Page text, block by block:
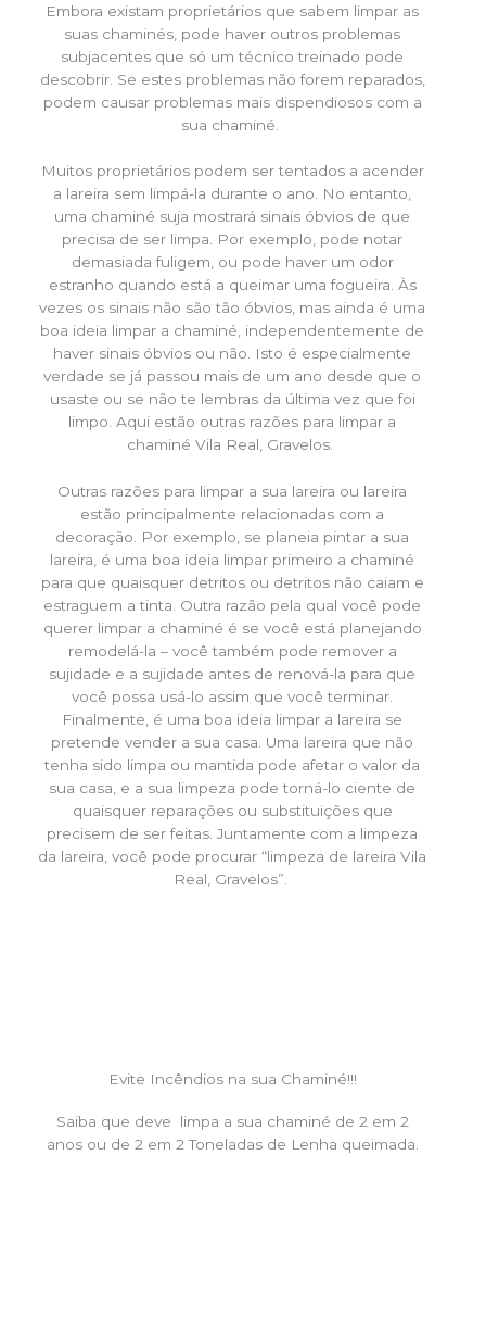
Embora existam proprietários que sabem limpar as
suas chaminés, pode haver outros problemas
subjacentes que só um técnico treinado pode
descobrir. Se estes problemas não forem reparados,
podem causar problemas mais dispendiosos com a
sua chaminé.
Muitos proprietários podem ser tentados a acender
a lareira sem limpá-la durante o ano. No entanto,
uma chaminé suja mostrará sinais óbvios de que
precisa de ser limpa. Por exemplo, pode notar
demasiada fuligem, ou pode haver um odor
estranho quando está a queimar uma fogueira. Às
vezes os sinais não são tão óbvios, mas ainda é uma
boa ideia limpar a chaminé, independentemente de
haver sinais óbvios ou não. Isto é especialmente
verdade se já passou mais de um ano desde que o
usaste ou se não te lembras da última vez que foi
limpo. Aqui estão outras razões para limpar a
chaminé Vila Real, Gravelos.
Outras razões para limpar a sua lareira ou lareira
estão principalmente relacionadas com a
decoração. Por exemplo, se planeia pintar a sua
lareira, é uma boa ideia limpar primeiro a chaminé
para que quaisquer detritos ou detritos não caiam e
estraguem a tinta. Outra razão pela qual você pode
querer limpar a chaminé é se você está planejando
remodelá-la – você também pode remover a
sujidade e a sujidade antes de renová-la para que
você possa usá-lo assim que você terminar.
Finalmente, é uma boa ideia limpar a lareira se
pretende vender a sua casa. Uma lareira que não
tenha sido limpa ou mantida pode afetar o valor da
sua casa, e a sua limpeza pode torná-lo ciente de
quaisquer reparações ou substituições que
precisem de ser feitas. Juntamente com a limpeza
da lareira, você pode procurar “limpeza de lareira Vila
Real, Gravelos”.
Evite Incêndios na sua Chaminé!!!
Saiba que deve limpa a sua chaminé de 2 em 2
anos ou de 2 em 2 Toneladas de Lenha queimada.